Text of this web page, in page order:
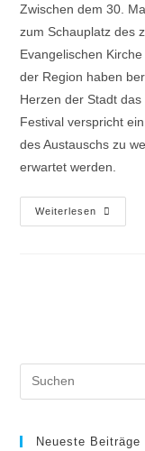
Zwischen dem 30.
zum Schauplatz des
Evangelischen
der Region haben
Herzen der Stadt
Festival verspricht
des Austauschs zu
erwartet werden.
Weiterlesen
Neueste Beiträge